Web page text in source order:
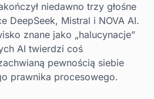
niedawno trzy głośne
DeepSeek, Mistral i NOVA AI.
znane jako „halucynacje”
AI twierdzi coś
pewnością siebie
prawnika procesowego.